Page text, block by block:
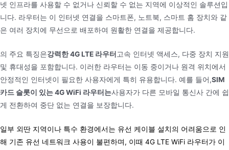
넷 인프라를 사용할 수 없거나 신뢰할 수 없는 지역에 이상적인 솔루션입
니다. 라우터는 이 인터넷 연결을 스마트폰, 노트북, 스마트 홈 장치와 같
은 여러 장치에 무선으로 배포하여 원활한 연결을 제공합니다.
의 주요 특징은강력한 4G LTE 라우터 고속 인터넷 액세스, 다중 장치 지원
및 휴대성을 포함합니다. 이러한 라우터는 이동 중이거나 원격 위치에서
안정적인 인터넷이 필요한 사용자에게 특히 유용합니다. 예를 들어,SIM
카드 슬롯이 있는 4G WiFi 라우터는사용자가 다른 모바일 통신사 간에 쉽
게 전환하여 중단 없는 연결을 보장합니다.
일부 외딴 지역이나 특수 환경에서는 유선 케이블 설치의 어려움으로 인
해 기존 유선 네트워크 사용이 불편하며, 이때 4G LTE WiFi 라우터가 이